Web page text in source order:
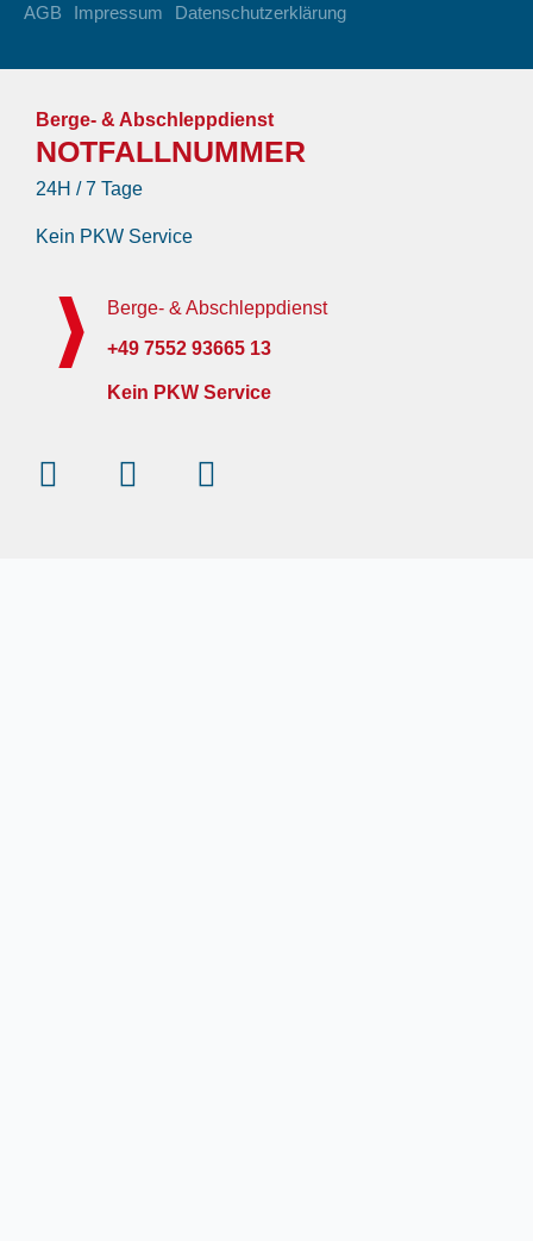
AGB Impressum Datenschutzerklärung
Berge- & Abschleppdienst
NOTFALLNUMMER
24H / 7 Tage
Kein PKW Service
Berge- & Abschleppdienst
+49 7552 93665 13
Kein PKW Service
InstagramFacebook-
f
Youtube